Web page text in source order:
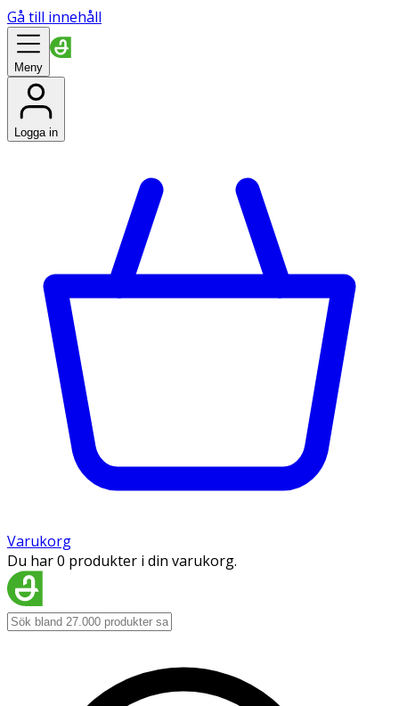
Gå till innehåll
Meny
Logga in
Varukorg
Du har 0 produkter i din varukorg.